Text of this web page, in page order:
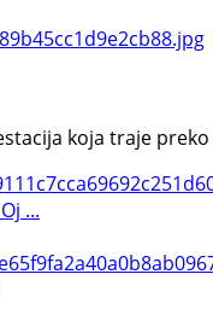
koja traje
...